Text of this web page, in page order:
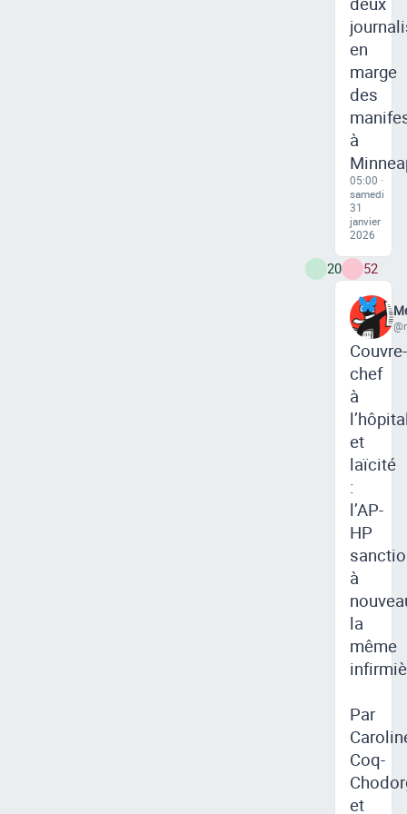
en
marge
des
à
05:00 ·
samedi
31
janvier
2026
20 52
Couvre-
chef
à
et
laïcité
:
l’AP-
HP
à
la
même
Par
Coq-
et